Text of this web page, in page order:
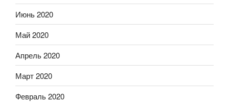
Июнь 2020
Май 2020
Апрель 2020
Март 2020
Февраль 2020